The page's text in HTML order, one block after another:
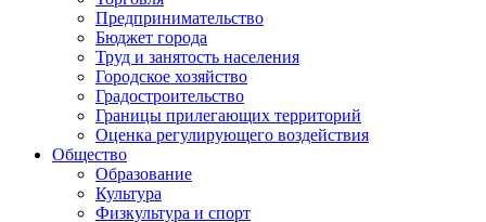
Предпринимательство
Бюджет города
Труд и занятость населения
Городское хозяйство
Градостроительство
Границы прилегающих территорий
Оценка регулирующего воздействия
Общество
Образование
Культура
Физкультура и спорт